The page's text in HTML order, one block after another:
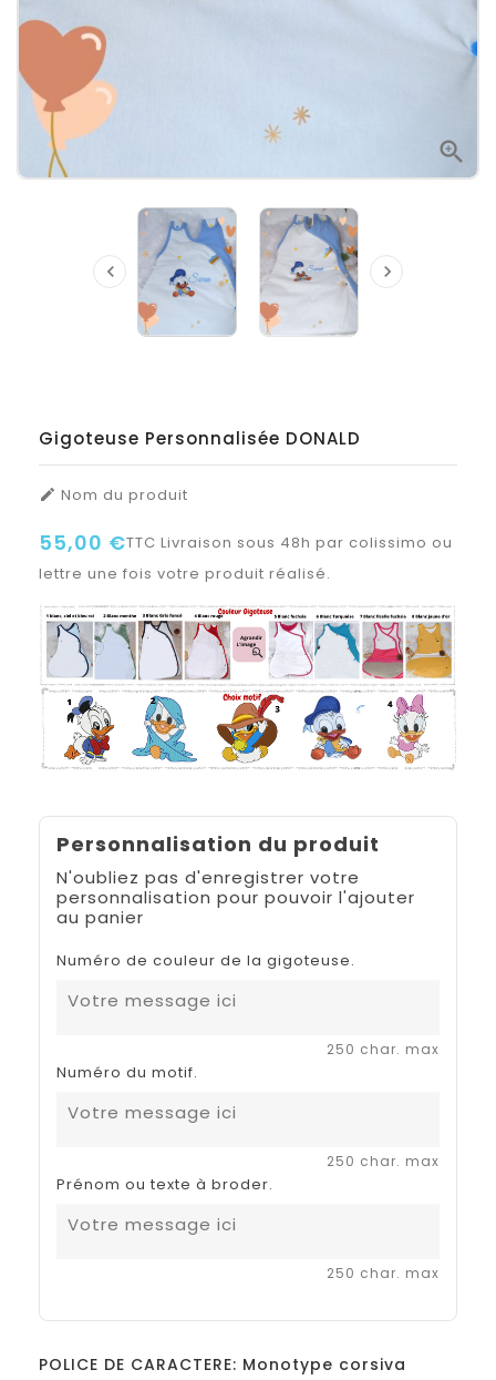

 
Gigoteuse Personnalisée DONALD
 Nom du produit
55,00 €TTC Livraison sous 48h par colissimo ou
lettre une fois votre produit réalisé.
Personnalisation du produit
N'oubliez pas d'enregistrer votre
personnalisation pour pouvoir l'ajouter
au panier
Numéro de couleur de la gigoteuse.
250 char. max
Numéro du motif.
250 char. max
Prénom ou texte à broder.
250 char. max
POLICE DE CARACTERE: Monotype corsiva